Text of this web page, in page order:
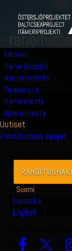
Etusivu
Itämeriprojekti
Hae rahoitusta
Tuomaristo
Itämerikortti
Ajankohtaista
Uutiset
Rahoituksen saajat
Suomi
Svenska
English
14.2.2025
Uutine
kutsuu